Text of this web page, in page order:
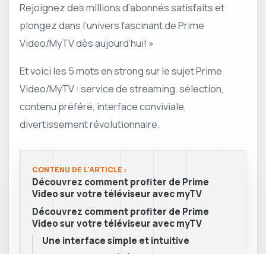
Rejoignez des millions d’abonnés satisfaits et
plongez dans l’univers fascinant de Prime
Video/MyTV dès aujourd’hui! »
Et voici les 5 mots en strong sur le sujet Prime
Video/MyTV : service de streaming, sélection,
contenu préféré, interface conviviale,
divertissement révolutionnaire.
CONTENU DE L'ARTICLE :
Découvrez comment profiter de Prime
Video sur votre téléviseur avec myTV
Découvrez comment profiter de Prime
Video sur votre téléviseur avec myTV
Une interface simple et intuitive